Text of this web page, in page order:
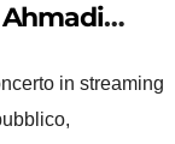
in streaming